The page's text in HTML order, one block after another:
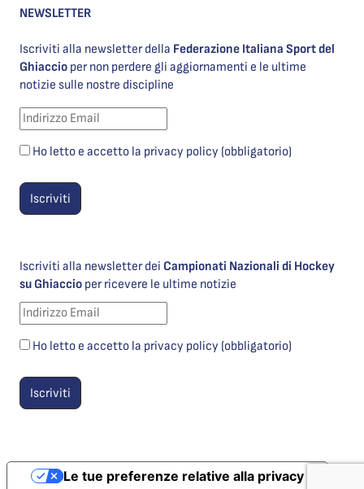
NEWSLETTER
Iscriviti alla newsletter della Federazione Italiana Sport del
Ghiaccio per non perdere gli aggiornamenti e le ultime
notizie sulle nostre discipline
Ho letto e accetto la privacy policy (obbligatorio)
Iscriviti alla newsletter dei Campionati Nazionali di Hockey
su Ghiaccio per ricevere le ultime notizie
Ho letto e accetto la privacy policy (obbligatorio)
Le tue preferenze relative alla privacy